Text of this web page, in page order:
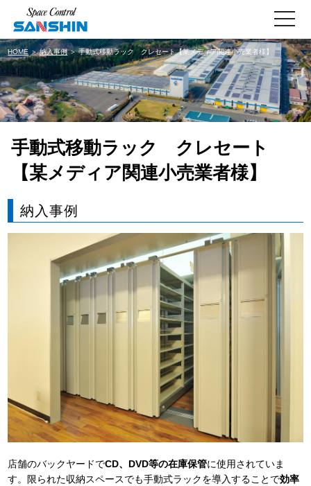
toggle
HOME ＞納入事例＞ 手動式移動ラック クレセート【某メディア関連小売業者様】
手動式移動ラック クレセート
【某メディア関連小売業者様】
納入事例
店舗のバックヤードでCD、DVD等の在庫保管に使用されていま
す。限られた収納スペースでも手動式ラックを導入することで効率